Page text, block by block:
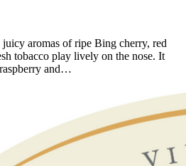
aromas of ripe Bing cherry, red
tobacco play lively on the nose. It
and…